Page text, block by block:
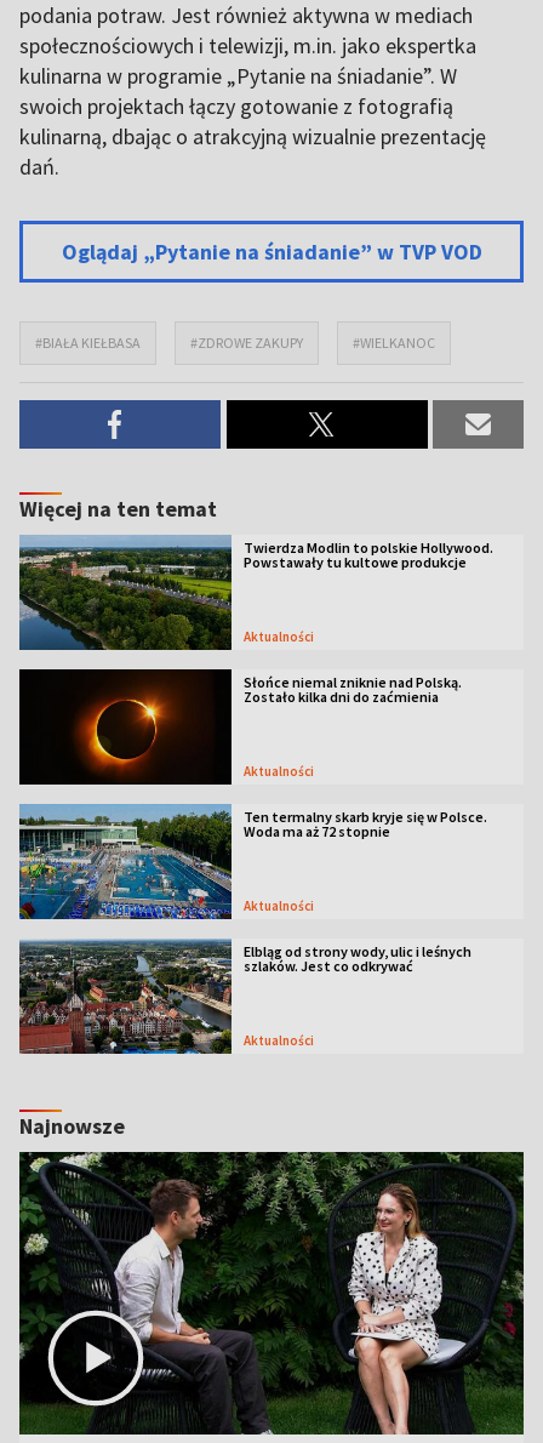
podania potraw. Jest również aktywna w mediach
społecznościowych i telewizji, m.in. jako ekspertka
kulinarna w programie „Pytanie na śniadanie”. W
swoich projektach łączy gotowanie z fotografią
kulinarną, dbając o atrakcyjną wizualnie prezentację
dań.
Oglądaj „Pytanie na śniadanie” w TVP VOD
#BIAŁA KIEŁBASA #ZDROWE ZAKUPY #WIELKANOC
Więcej na ten temat
Twierdza Modlin to polskie Hollywood.
Powstawały tu kultowe produkcje
Aktualności
Słońce niemal zniknie nad Polską.
Zostało kilka dni do zaćmienia
Aktualności
Ten termalny skarb kryje się w Polsce.
Woda ma aż 72 stopnie
Aktualności
Elbląg od strony wody, ulic i leśnych
szlaków. Jest co odkrywać
Aktualności
Najnowsze